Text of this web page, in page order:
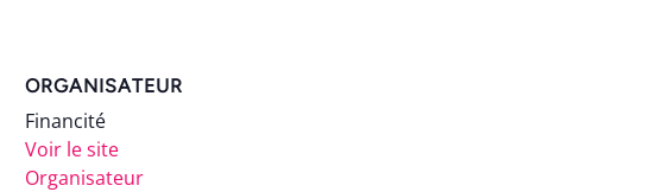
ORGANISATEUR
Financité
Voir le site
Organisateur